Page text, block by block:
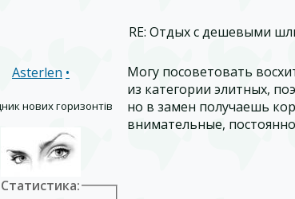
RE: Отдых с дешевыми
Asterlen •
нових горизонтів
Статистика:
Могу посоветовать
из категории элитных,
но в замен получаешь
внимательные,